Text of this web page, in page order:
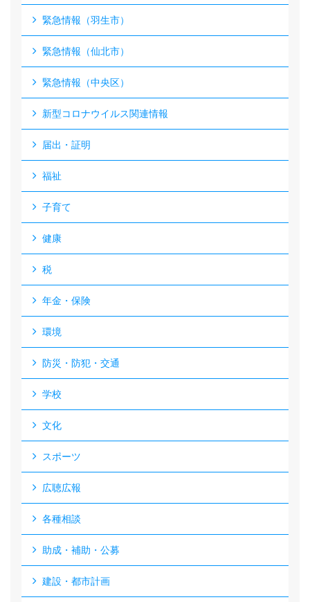
緊急情報（羽生市）
緊急情報（仙北市）
緊急情報（中央区）
新型コロナウイルス関連情報
届出・証明
福祉
子育て
健康
税
年金・保険
環境
防災・防犯・交通
学校
文化
スポーツ
広聴広報
各種相談
助成・補助・公募
建設・都市計画